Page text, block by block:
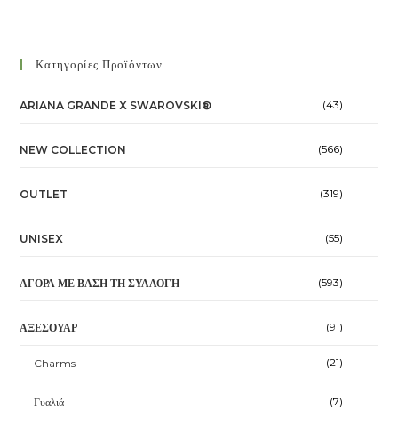
Κατηγορίες Προϊόντων
ARIANA GRANDE X SWAROVSKI® (43)
NEW COLLECTION (566)
OUTLET (319)
UNISEX (55)
ΑΓΟΡΆ ΜΕ ΒΆΣΗ ΤΗ ΣΥΛΛΟΓΉ (593)
ΑΞΕΣΟΥΆΡ (91)
Charms (21)
Γυαλιά (7)